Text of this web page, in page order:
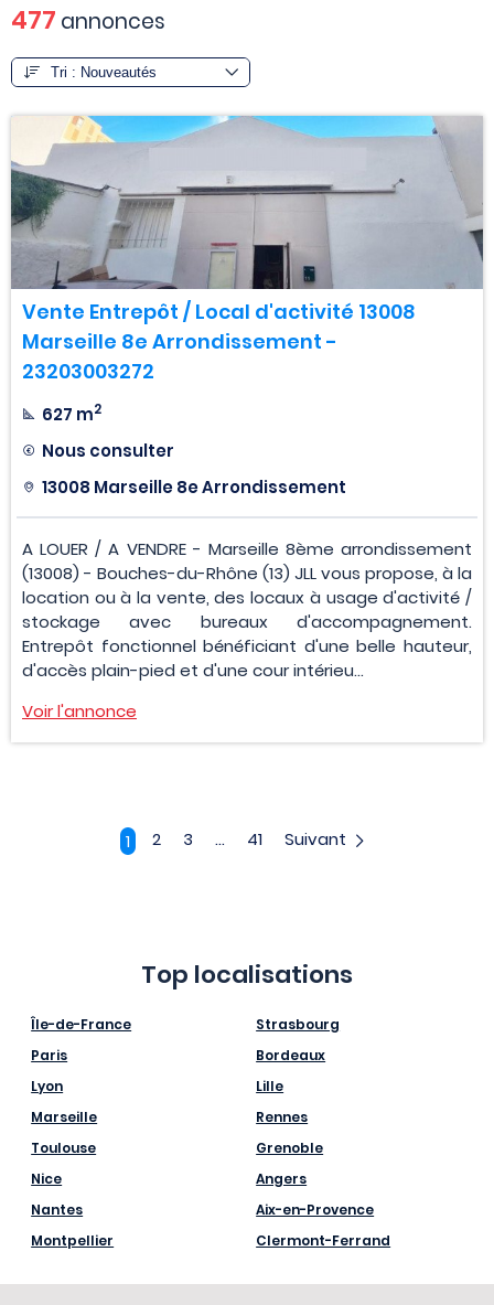
477 annonces
Vente Entrepôt / Local d'activité 13008
Marseille 8e Arrondissement -
23203003272
627 m2
Nous consulter
13008 Marseille 8e Arrondissement
A LOUER / A VENDRE - Marseille 8ème arrondissement
(13008) - Bouches-du-Rhône (13) JLL vous propose, à la
location ou à la vente, des locaux à usage d'activité /
stockage avec bureaux d'accompagnement.
Entrepôt fonctionnel bénéficiant d'une belle hauteur,
d'accès plain-pied et d'une cour intérieu...
Voir l'annonce
1 2 3 ... 41 Suivant
Top localisations
Île-de-France
Paris
Lyon
Marseille
Toulouse
Nice
Nantes
Montpellier
Strasbourg
Bordeaux
Lille
Rennes
Grenoble
Angers
Aix-en-Provence
Clermont-Ferrand